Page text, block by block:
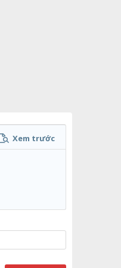
Xem trước